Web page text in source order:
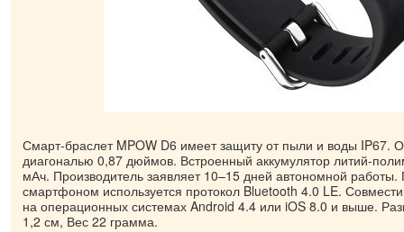
Смарт-браслет MPOW D6 имеет защиту от пыли и воды IP67.
диагональю 0,87 дюймов. Встроенный аккумулятор литий-
мАч. Производитель заявляет 10–15 дней автономной
смартфоном используется протокол Bluetooth 4.0 LE.
на операционных системах Android 4.4 или iOS 8.0 и выше.
1,2 см, Вес 22 грамма.